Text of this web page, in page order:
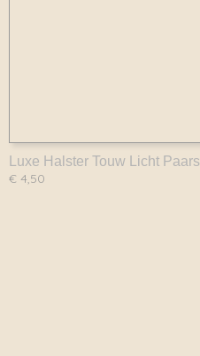
Luxe Halster Touw Licht Paars
€ 4,50